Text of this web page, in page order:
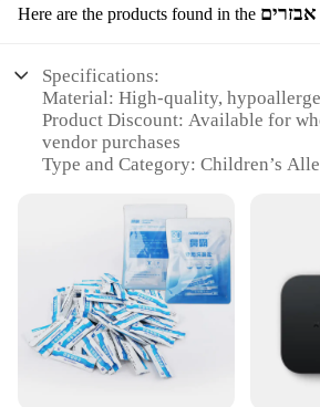
Here are the products found in the
Specifications:
Material: High-quality,
Product Discount: Available for
vendor purchases
Type and Category: Children’s
engaging designs
Usage and Purpose: Specifically
children's health and comfort
Typical Adaptive Scenario: Home,
travel environments
Shape or Size or Weight or
lightweight for easy portability
Performance and Property:
allergens and maintaining hygiene